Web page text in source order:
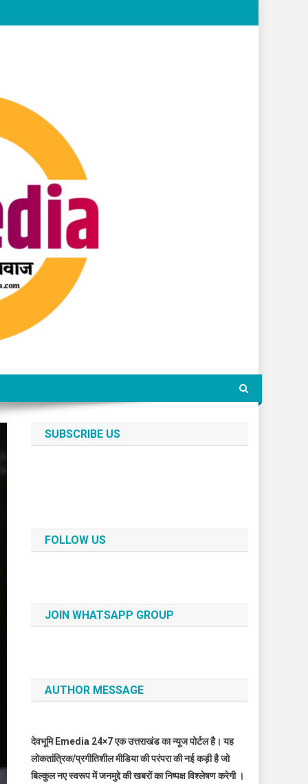
SUBSCRIBE US
FOLLOW US
JOIN WHATSAPP GROUP
AUTHOR MESSAGE
देवभूमि Emedia 24×7 एक उत्तराखंड का न्यूज पोर्टल है। यह
लोकतांत्रिक/प्रगीतिशील मीडिया की परंपरा की नई कड़ी है जो
बिल्कुल नए स्वरूप में जनमुद्दे की खबरों का निष्पक्ष विश्लेषण करेगी ।